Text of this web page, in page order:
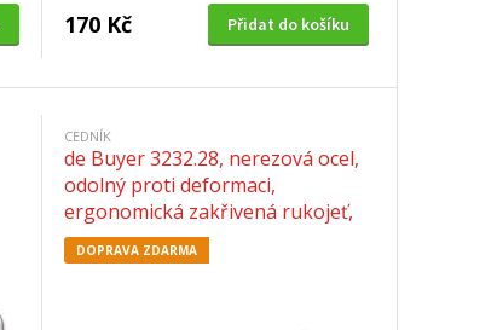
170 Kč Přidat do košíku
CEDNÍK
de Buyer 3232.28, nerezová ocel,
odolný proti deformaci,
ergonomická zakřivená rukojeť,
háček, 13 x 54 x 29,5 cm, průměr:
28 cm/18 cm
DOPRAVA ZDARMA